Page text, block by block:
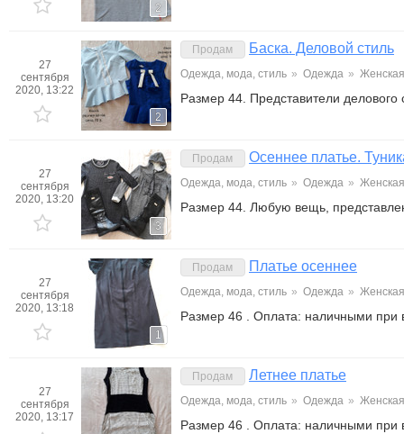
2
27
сентября
2020, 13:22
2
Продам Баска. Деловой стиль
Одежда, мода, стиль » Одежда » Женская
Размер 44. Представители
27
сентября
2020, 13:20
3
Продам Осеннее платье.
Одежда, мода, стиль » Одежда » Женская
Размер 44. Любую вещь,
27
сентября
2020, 13:18
1
Продам Платье осеннее
Одежда, мода, стиль » Одежда » Женская
Размер 46 . Оплата: наличными
27
сентября
2020, 13:17
Продам Летнее платье
Одежда, мода, стиль » Одежда » Женская
Размер 46 . Оплата: наличными